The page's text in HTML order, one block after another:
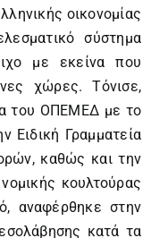
οικονομίας
σύστημα
με εκείνα που
χώρες. Τόνισε,
του ΟΠΕΜΕΔ με το
Ειδική Γραμματεία
καθώς και την
κουλτούρας
αναφέρθηκε στην
κατά τα